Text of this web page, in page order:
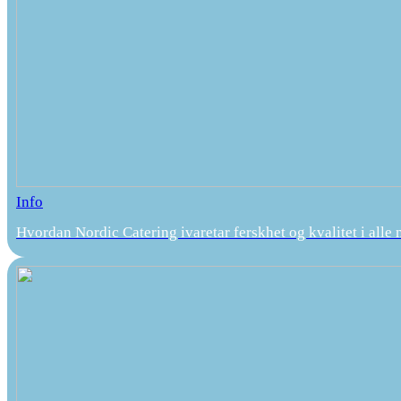
Info
Hvordan Nordic Catering ivaretar ferskhet og kvalitet i alle